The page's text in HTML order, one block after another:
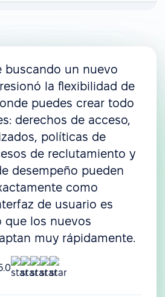
buscando un nuevo
la flexibilidad de
puedes crear todo
derechos de acceso,
políticas de
de reclutamiento y
desempeño pueden
como
de usuario es
que los nuevos
muy rápidamente.